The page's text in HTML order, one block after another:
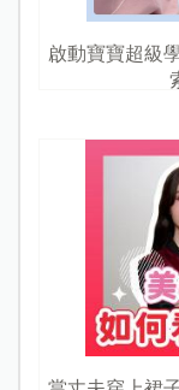
啟動寶寶超級